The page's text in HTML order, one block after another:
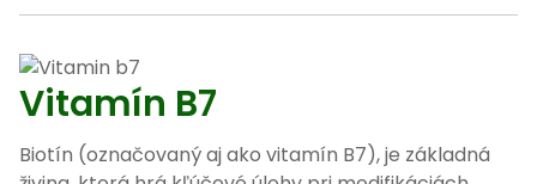
Vitamín B7
Biotín (označovaný aj ako vitamín B7), je základná